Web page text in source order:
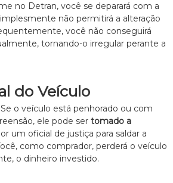
no Detran, você se deparará com a
não permitirá a alteração
você não conseguirá
tornando-o irregular perante a
do Veículo
o veículo está penhorado ou com
ele pode ser tomado a
um oficial de justiça para saldar a
como comprador, perderá o veículo
o dinheiro investido.